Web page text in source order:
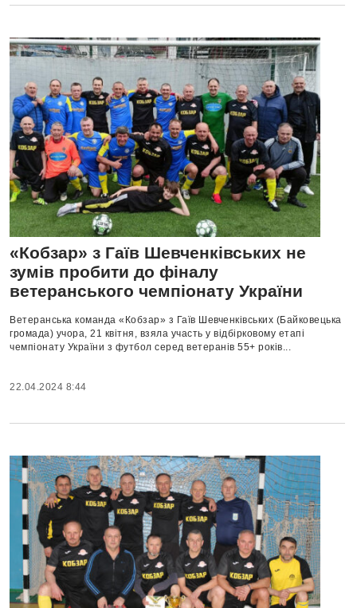
«Кобзар» з Гаїв Шевченківських не
зумів пробити до фіналу
ветеранського чемпіонату України
Ветеранська команда «Кобзар» з Гаїв Шевченківських (Байковецька
громада) учора, 21 квітня, взяла участь у відбірковому етапі
чемпіонату України з футбол серед ветеранів 55+ років...
22.04.2024 8:44